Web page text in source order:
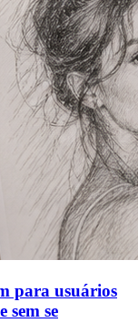
para usuários
sem se